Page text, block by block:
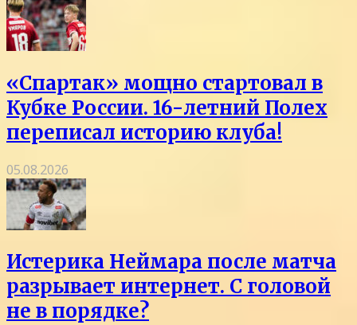
«Спартак» мощно стартовал в
Кубке России. 16-летний Полех
переписал историю клуба!
05.08.2026
Истерика Неймара после матча
разрывает интернет. С головой
не в порядке?